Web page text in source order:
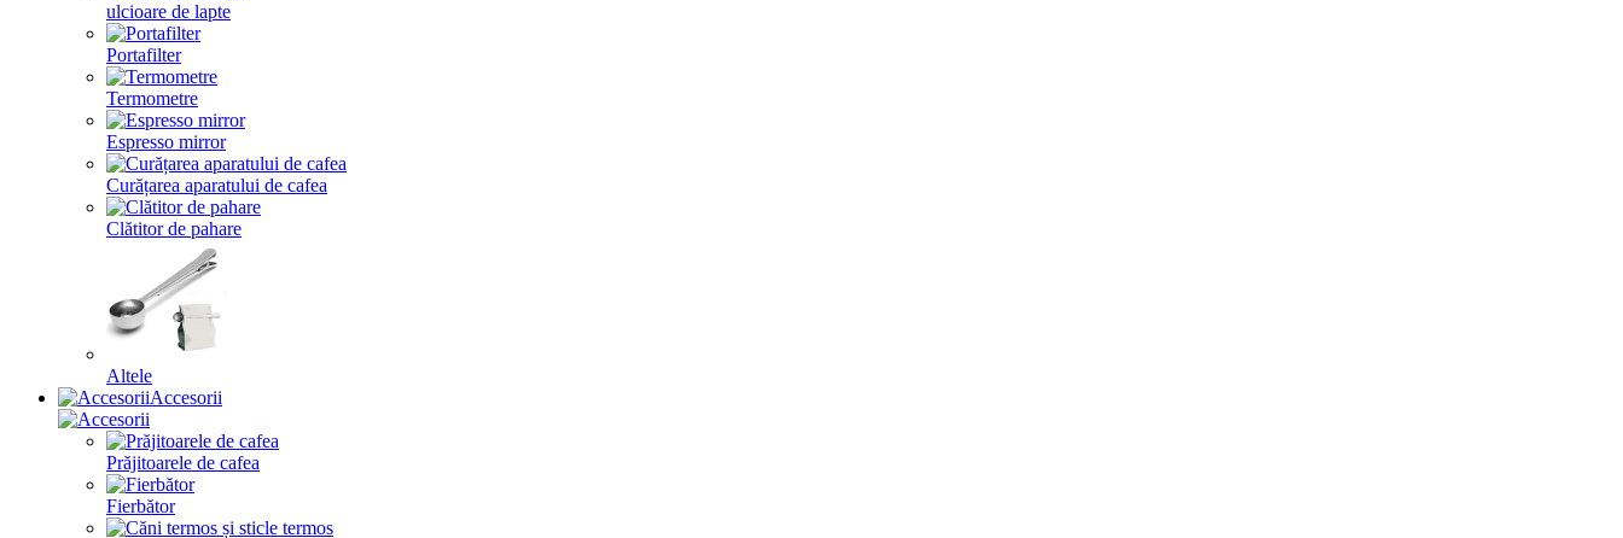
ulcioare de lapte
Portafilter
Termometre
Espresso mirror
Curățarea aparatului de cafea
Clătitor de pahare
Altele
Accesorii
Prăjitoarele de cafea
Fierbător